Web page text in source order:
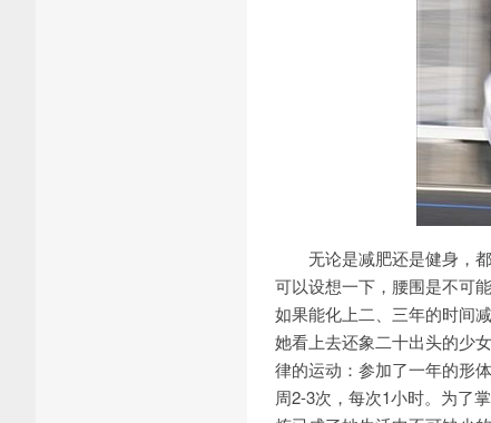
无论是减肥还是健身，都
可以设想一下，腰围是不可
如果能化上二、三年的时间
她看上去还象二十出头的少
律的运动：参加了一年的形
周2-3次，每次1小时。为了